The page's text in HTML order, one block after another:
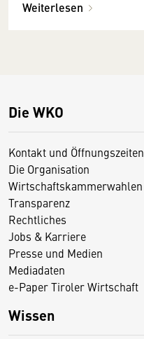
Weiterlesen
Die WKO
Kontakt und Öffnungszeiten
Die Organisation
Wirtschaftskammerwahlen
Transparenz
Rechtliches
Jobs & Karriere
Presse und Medien
Mediadaten
e-Paper Tiroler Wirtschaft
Wissen